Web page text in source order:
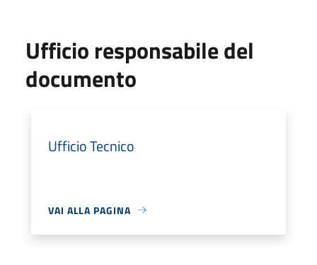
Ufficio responsabile del
documento
Ufficio Tecnico
VAI ALLA PAGINA